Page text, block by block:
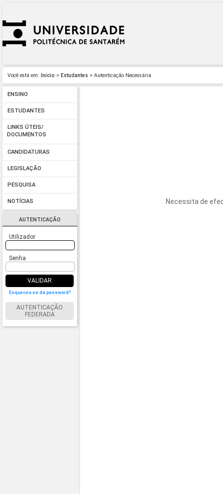
Você está em: Início > Estudantes > Autenticação Necessária
ENSINO
ESTUDANTES
LINKS ÚTEIS/
DOCUMENTOS
CANDIDATURAS
LEGISLAÇÃO
PESQUISA
NOTÍCIAS
AUTENTICAÇÃO
Utilizador
Senha
VALIDAR
Esqueceu-se da password?
AUTENTICAÇÃO
FEDERADA
Necessita de